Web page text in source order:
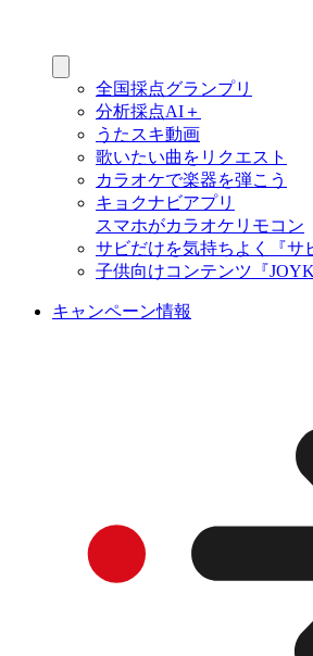
全国採点グランプリ
分析採点AI＋
うたスキ動画
歌いたい曲をリクエスト
カラオケで楽器を弾こう
キョクナビアプリ
スマホがカラオケリモコン
サビだけを気持ちよく『サ
子供向けコンテンツ『
キャンペーン情報